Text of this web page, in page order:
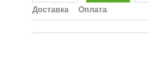
Доставка Оплата